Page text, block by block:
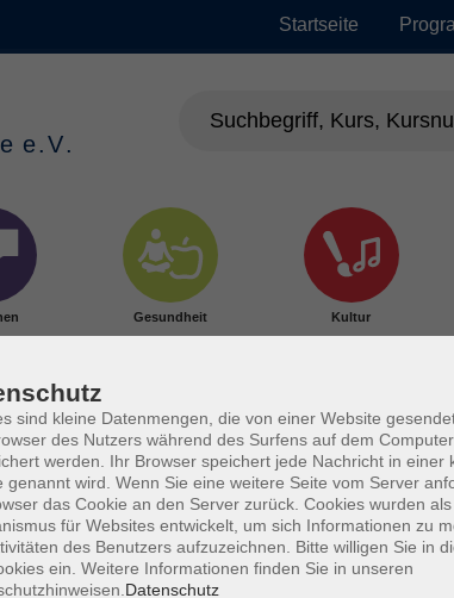
Startseite
Gesundheit Kultur
sind kleine Datenmengen, die von einer Website
des Nutzers während des Surfens auf dem
werden. Ihr Browser speichert jede Nachricht in einer
genannt wird. Wenn Sie eine weitere Seite vom Server
das Cookie an den Server zurück. Cookies wurden
für Websites entwickelt, um sich Informationen zu
des Benutzers aufzuzeichnen. Bitte willigen Sie in
ein. Weitere Informationen finden Sie in unseren
Datenschutz